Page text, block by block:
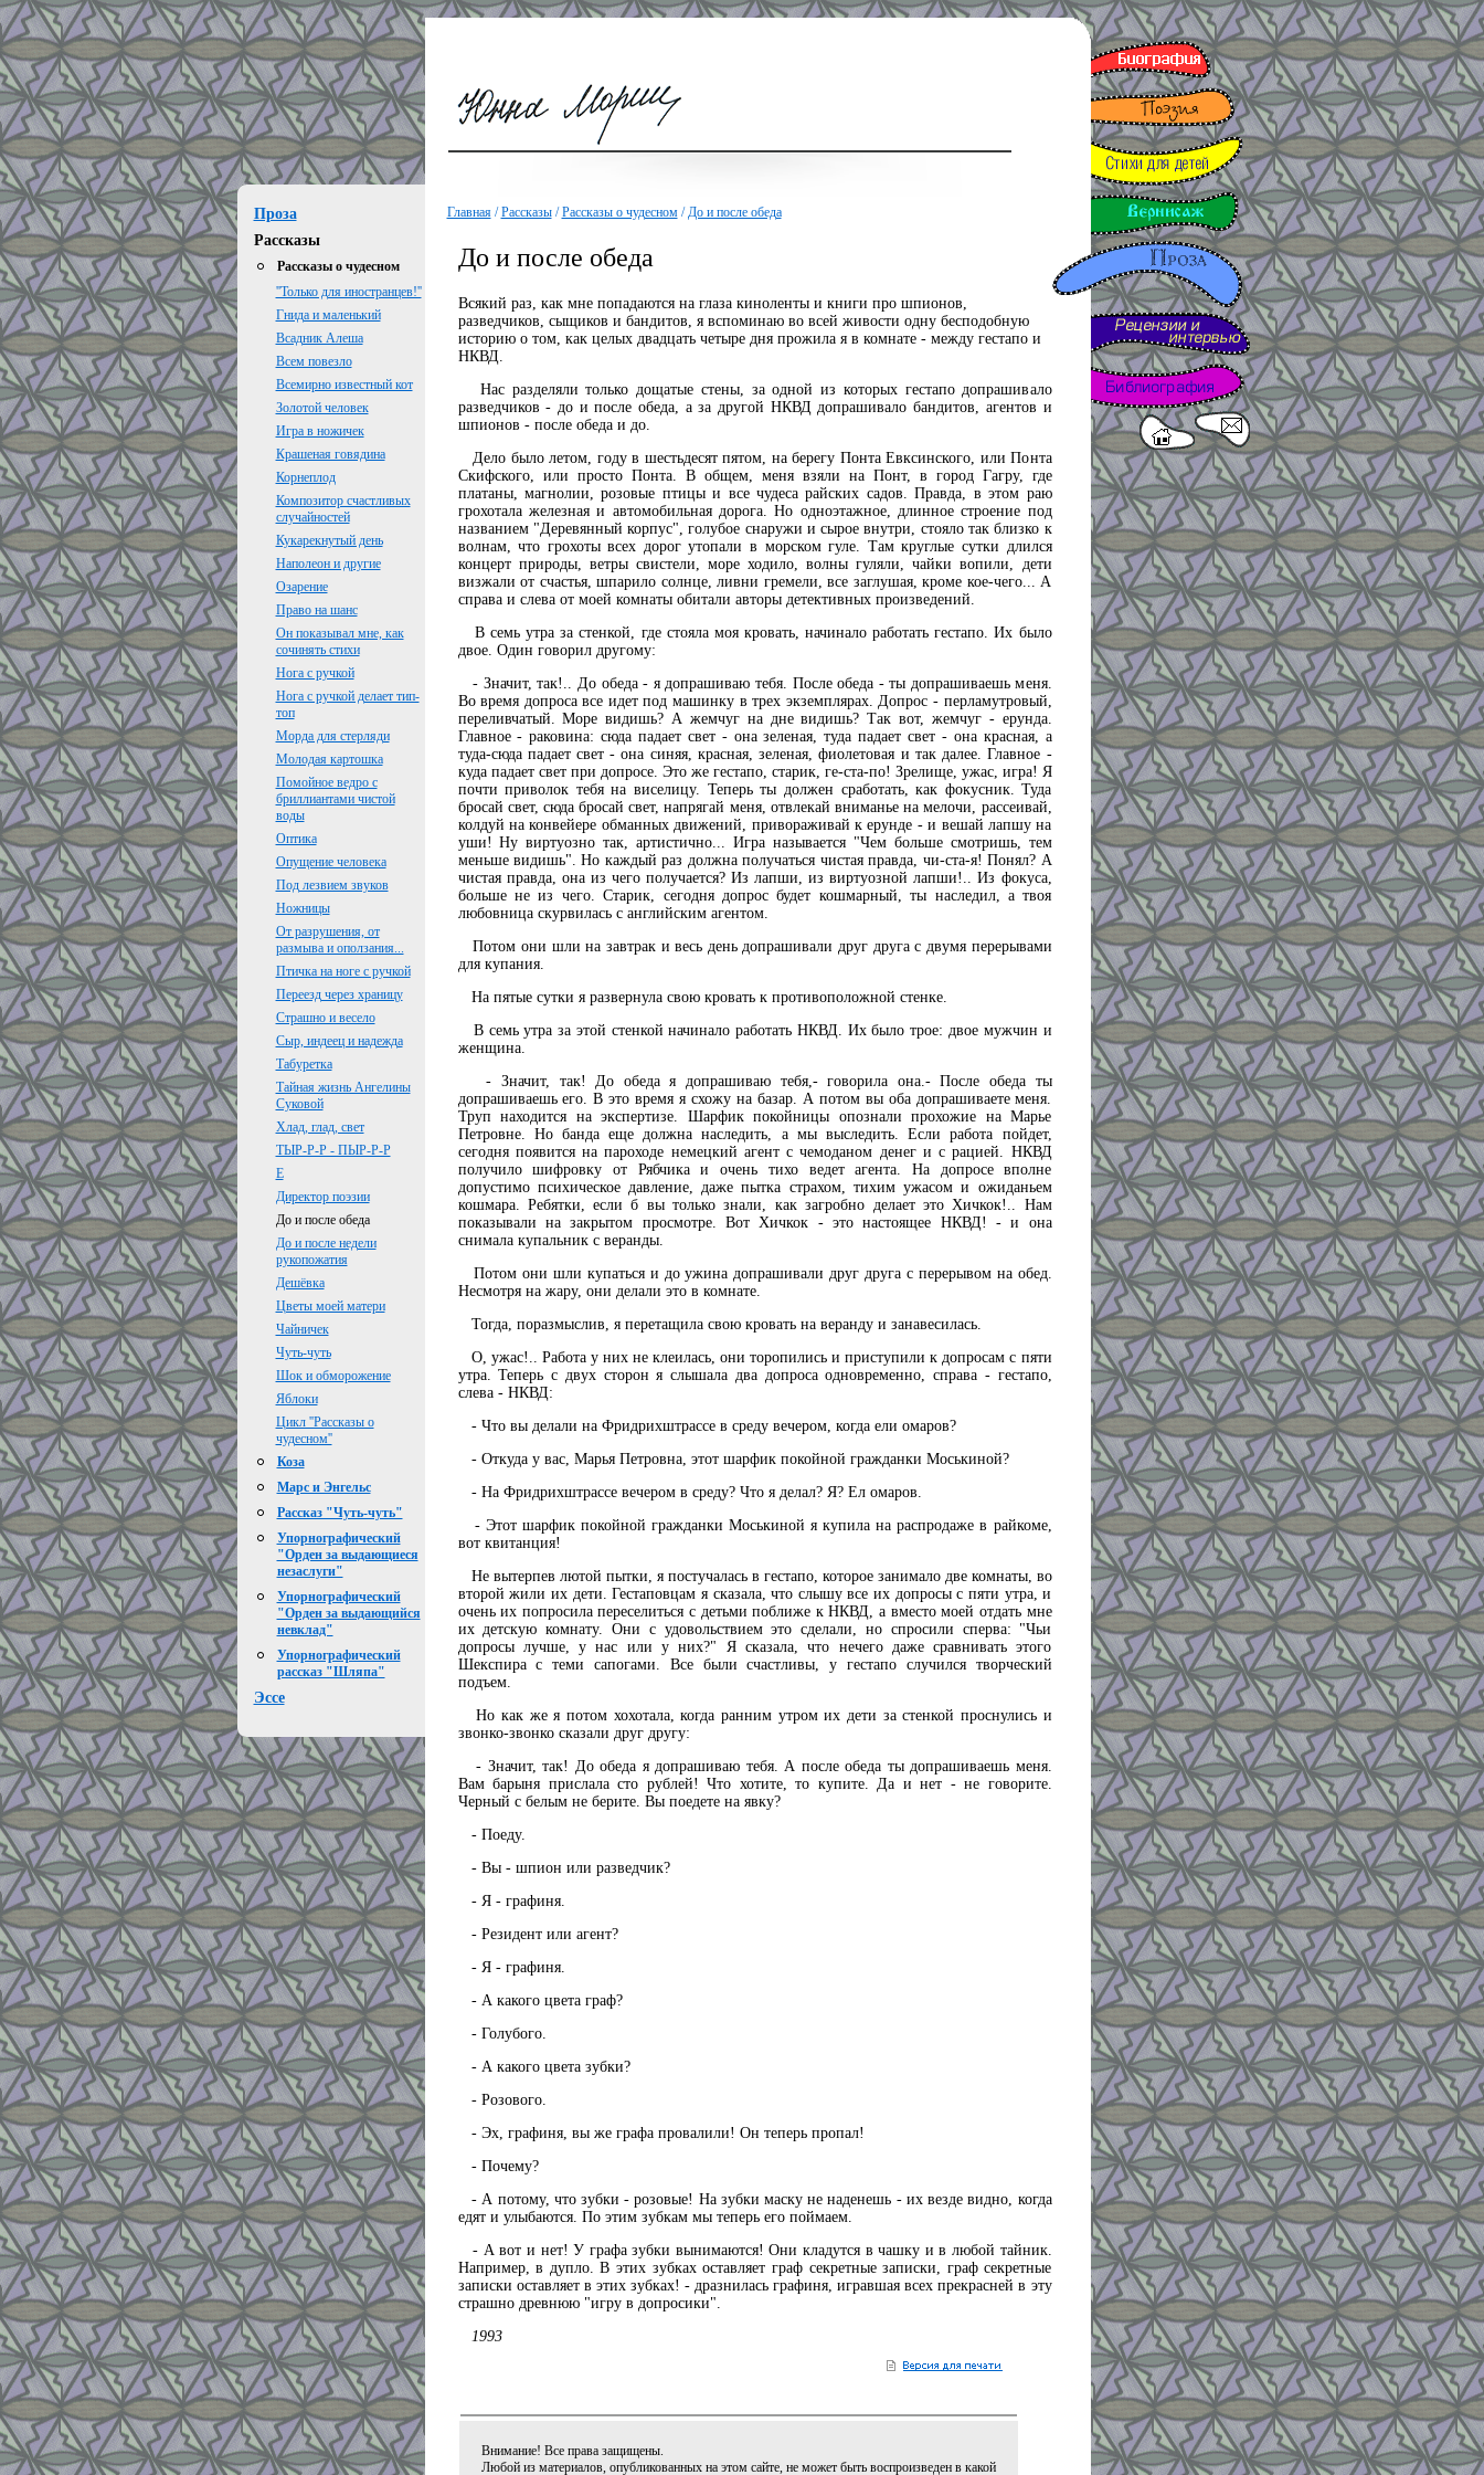
Проза
Рассказы
Рассказы о чудесном
''Только для иностранцев!''
Гнида и маленький
Всадник Алеша
Всем повезло
Всемирно известный кот
Золотой человек
Игра в ножичек
Крашеная говядина
Корнеплод
Композитор счастливых
случайностей
Кукарекнутый день
Наполеон и другие
Озарение
Право на шанс
Он показывал мне, как
сочинять стихи
Нога с ручкой
Нога с ручкой делает тип-
топ
Морда для стерляди
Молодая картошка
Помойное ведро с
бриллиантами чистой
воды
Оптика
Опущение человека
Под лезвием звуков
Ножницы
От разрушения, от
размыва и оползания...
Птичка на ноге с ручкой
Переезд через храницу
Страшно и весело
Сыр, индеец и надежда
Табуретка
Тайная жизнь Ангелины
Суковой
Хлад, глад, свет
ТЫР-Р-Р - ПЫР-Р-Р
Е
Директор поэзии
До и после обеда
До и после недели
рукопожатия
Дешёвка
Цветы моей матери
Чайничек
Чуть-чуть
Шок и обморожение
Яблоки
Цикл ''Рассказы о
чудесном''
Коза
Марс и Энгельс
Рассказ "Чуть-чуть"
Упорнографический
"Орден за выдающиеся
незаслуги"
Упорнографический
"Орден за выдающийся
невклад"
Упорнографический
рассказ "Шляпа"
Эссе
Главная/Рассказы/Рассказы о чудесном/До и после обеда
До и после обеда
Всякий раз, как мне попадаются на глаза киноленты и книги про шпионов,
разведчиков, сыщиков и бандитов, я вспоминаю во всей живости одну бесподобную
историю о том, как целых двадцать четыре дня прожила я в комнате - между гестапо и
НКВД.
Нас разделяли только дощатые стены, за одной из которых гестапо допрашивало
разведчиков - до и после обеда, а за другой НКВД допрашивало бандитов, агентов и
шпионов - после обеда и до.
Дело было летом, году в шестьдесят пятом, на берегу Понта Евксинского, или Понта
Скифского, или просто Понта. В общем, меня взяли на Понт, в город Гагру, где
платаны, магнолии, розовые птицы и все чудеса райских садов. Правда, в этом раю
грохотала железная и автомобильная дорога. Но одноэтажное, длинное строение под
названием "Деревянный корпус", голубое снаружи и сырое внутри, стояло так близко к
волнам, что грохоты всех дорог утопали в морском гуле. Там круглые сутки длился
концерт природы, ветры свистели, море ходило, волны гуляли, чайки вопили, дети
визжали от счастья, шпарило солнце, ливни гремели, все заглушая, кроме кое-чего... А
справа и слева от моей комнаты обитали авторы детективных произведений.
В семь утра за стенкой, где стояла моя кровать, начинало работать гестапо. Их было
двое. Один говорил другому:
- Значит, так!.. До обеда - я допрашиваю тебя. После обеда - ты допрашиваешь меня.
Во время допроса все идет под машинку в трех экземплярах. Допрос - перламутровый,
переливчатый. Море видишь? А жемчуг на дне видишь? Так вот, жемчуг - ерунда.
Главное - раковина: сюда падает свет - она зеленая, туда падает свет - она красная, а
туда-сюда падает свет - она синяя, красная, зеленая, фиолетовая и так далее. Главное -
куда падает свет при допросе. Это же гестапо, старик, ге-ста-по! Зрелище, ужас, игра! Я
почти приволок тебя на виселицу. Теперь ты должен сработать, как фокусник. Туда
бросай свет, сюда бросай свет, напрягай меня, отвлекай вниманье на мелочи, рассеивай,
колдуй на конвейере обманных движений, привораживай к ерунде - и вешай лапшу на
уши! Ну виртуозно так, артистично... Игра называется "Чем больше смотришь, тем
меньше видишь". Но каждый раз должна получаться чистая правда, чи-ста-я! Понял? А
чистая правда, она из чего получается? Из лапши, из виртуозной лапши!.. Из фокуса,
больше не из чего. Старик, сегодня допрос будет кошмарный, ты наследил, а твоя
любовница скурвилась с английским агентом.
Потом они шли на завтрак и весь день допрашивали друг друга с двумя перерывами
для купания.
На пятые сутки я развернула свою кровать к противоположной стенке.
В семь утра за этой стенкой начинало работать НКВД. Их было трое: двое мужчин и
женщина.
- Значит, так! До обеда я допрашиваю тебя,- говорила она.- После обеда ты
допрашиваешь его. В это время я схожу на базар. А потом вы оба допрашиваете меня.
Труп находится на экспертизе. Шарфик покойницы опознали прохожие на Марье
Петровне. Но банда еще должна наследить, а мы выследить. Если работа пойдет,
сегодня появится на пароходе немецкий агент с чемоданом денег и с рацией. НКВД
получило шифровку от Рябчика и очень тихо ведет агента. На допросе вполне
допустимо психическое давление, даже пытка страхом, тихим ужасом и ожиданьем
кошмара. Ребятки, если б вы только знали, как загробно делает это Хичкок!.. Нам
показывали на закрытом просмотре. Вот Хичкок - это настоящее НКВД! - и она
снимала купальник с веранды.
Потом они шли купаться и до ужина допрашивали друг друга с перерывом на обед.
Несмотря на жару, они делали это в комнате.
Тогда, поразмыслив, я перетащила свою кровать на веранду и занавесилась.
О, ужас!.. Работа у них не клеилась, они торопились и приступили к допросам с пяти
утра. Теперь с двух сторон я слышала два допроса одновременно, справа - гестапо,
слева - НКВД:
- Что вы делали на Фридрихштрассе в среду вечером, когда ели омаров?
- Откуда у вас, Марья Петровна, этот шарфик покойной гражданки Моськиной?
- На Фридрихштрассе вечером в среду? Что я делал? Я? Ел омаров.
- Этот шарфик покойной гражданки Моськиной я купила на распродаже в райкоме,
вот квитанция!
Не вытерпев лютой пытки, я постучалась в гестапо, которое занимало две комнаты, во
второй жили их дети. Гестаповцам я сказала, что слышу все их допросы с пяти утра, и
очень их попросила переселиться с детьми поближе к НКВД, а вместо моей отдать мне
их детскую комнату. Они с удовольствием это сделали, но спросили сперва: "Чьи
допросы лучше, у нас или у них?" Я сказала, что нечего даже сравнивать этого
Шекспира с теми сапогами. Все были счастливы, у гестапо случился творческий
подъем.
Но как же я потом хохотала, когда ранним утром их дети за стенкой проснулись и
звонко-звонко сказали друг другу:
- Значит, так! До обеда я допрашиваю тебя. А после обеда ты допрашиваешь меня.
Вам барыня прислала сто рублей! Что хотите, то купите. Да и нет - не говорите.
Черный с белым не берите. Вы поедете на явку?
- Поеду.
- Вы - шпион или разведчик?
- Я - графиня.
- Резидент или агент?
- Я - графиня.
- А какого цвета граф?
- Голубого.
- А какого цвета зубки?
- Розового.
- Эх, графиня, вы же графа провалили! Он теперь пропал!
- Почему?
- А потому, что зубки - розовые! На зубки маску не наденешь - их везде видно, когда
едят и улыбаются. По этим зубкам мы теперь его поймаем.
- А вот и нет! У графа зубки вынимаются! Они кладутся в чашку и в любой тайник.
Например, в дупло. В этих зубках оставляет граф секретные записки, граф секретные
записки оставляет в этих зубках! - дразнилась графиня, игравшая всех прекрасней в эту
страшно древнюю "игру в допросики".
1993
Внимание! Все права защищены.
Любой из материалов, опубликованных на этом сайте, не может быть воспроизведен в какой